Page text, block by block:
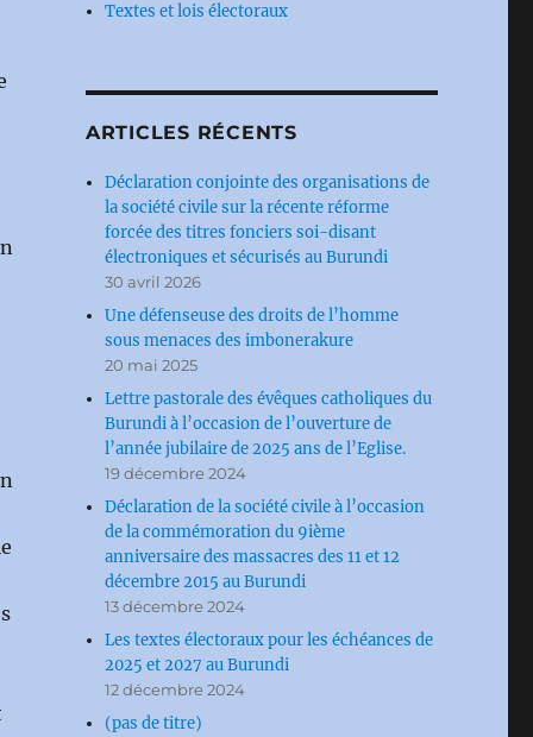
Textes et lois électoraux
ARTICLES RÉCENTS
Déclaration conjointe des organisations de
la société civile sur la récente réforme
forcée des titres fonciers soi-disant
électroniques et sécurisés au Burundi
30 avril 2026
Une défenseuse des droits de l’homme
sous menaces des imbonerakure
20 mai 2025
Lettre pastorale des évêques catholiques du
Burundi à l’occasion de l’ouverture de
l’année jubilaire de 2025 ans de l’Eglise.
19 décembre 2024
Déclaration de la société civile à l’occasion
de la commémoration du 9ième
anniversaire des massacres des 11 et 12
décembre 2015 au Burundi
13 décembre 2024
Les textes électoraux pour les échéances de
2025 et 2027 au Burundi
12 décembre 2024
(pas de titre)